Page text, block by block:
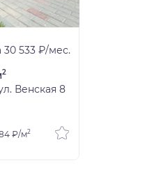
30 533 ₽/мес.
2
Венская 8
₽/м2